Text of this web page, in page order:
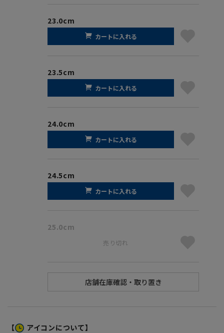
23.0cm
カートに入れる
23.5cm
カートに入れる
24.0cm
カートに入れる
24.5cm
カートに入れる
25.0cm
売り切れ
【 アイコンについて】